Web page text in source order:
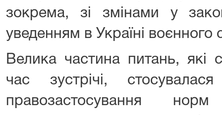
зокрема, зі змінами у
уведенням в Україні воєнного
Велика частина питань, які
час зустрічі,
правозастосування